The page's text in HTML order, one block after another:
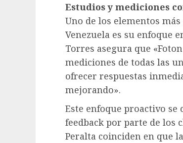
Estudios y mediciones
Uno de los elementos
Venezuela es su enfoque
Torres asegura que
mediciones de todas las
ofrecer respuestas
mejorando».
Este enfoque proactivo
feedback por parte de los
Peralta coinciden en que